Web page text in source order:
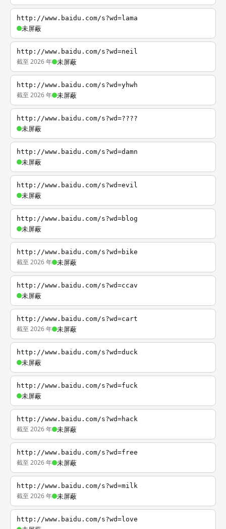
http://www.baidu.com/s?wd=lama
未屏蔽
http://www.baidu.com/s?wd=neil
截至 2026 年 未屏蔽
http://www.baidu.com/s?wd=yhwh
截至 2026 年 未屏蔽
http://www.baidu.com/s?wd=????
未屏蔽
http://www.baidu.com/s?wd=damn
未屏蔽
http://www.baidu.com/s?wd=evil
未屏蔽
http://www.baidu.com/s?wd=blog
未屏蔽
http://www.baidu.com/s?wd=bike
截至 2026 年 未屏蔽
http://www.baidu.com/s?wd=ccav
未屏蔽
http://www.baidu.com/s?wd=cart
截至 2026 年 未屏蔽
http://www.baidu.com/s?wd=duck
未屏蔽
http://www.baidu.com/s?wd=fuck
未屏蔽
http://www.baidu.com/s?wd=hack
截至 2026 年 未屏蔽
http://www.baidu.com/s?wd=free
截至 2026 年 未屏蔽
http://www.baidu.com/s?wd=milk
截至 2026 年 未屏蔽
http://www.baidu.com/s?wd=love